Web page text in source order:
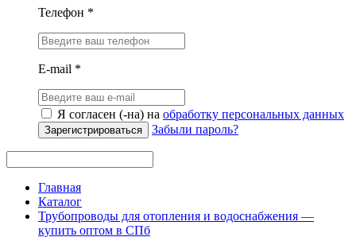
Телефон *
E-mail *
Я согласен (-на) на обработку персональных данных
Зарегистрироваться Забыли пароль?
Главная
Каталог
Трубопроводы для отопления и водоснабжения —
купить оптом в СПб